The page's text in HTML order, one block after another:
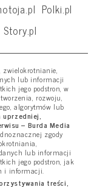
Polki.pl
Story.pl
zwielokrotnianie,
lub informacji
jego podstron, w
rozwoju,
algorytmów lub
uprzedniej,
– Burda Media
zgody
lub informacji
jego podstron, jak
i informacji.
treści,